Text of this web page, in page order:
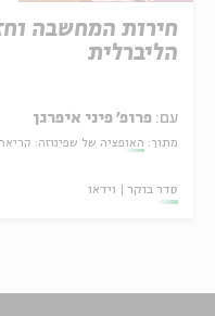
חירות המחשבה
הליברלית
עם: פרופ' פיני איפרגן
מתוך: האופציה של שפינוזה:
סדר בוקר וידאו